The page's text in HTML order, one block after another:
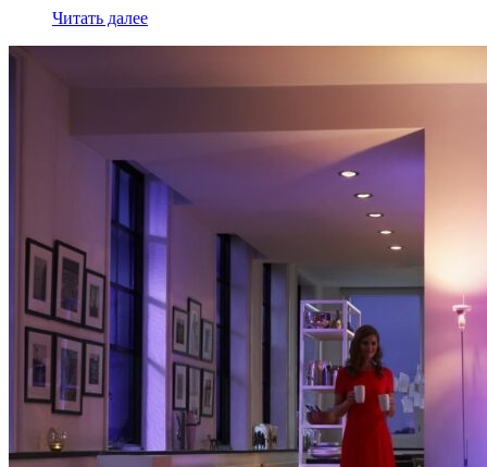
Читать далее